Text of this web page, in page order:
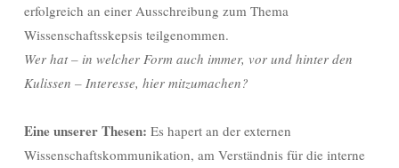
erfolgreich an einer Ausschreibung zum Thema
Wissenschaftsskepsis teilgenommen.
Wer hat – in welcher Form auch immer, vor und hinter den
Kulissen – Interesse, hier mitzumachen?
Eine unserer Thesen: Es hapert an der externen
Wissenschaftskommunikation, am Verständnis für die interne